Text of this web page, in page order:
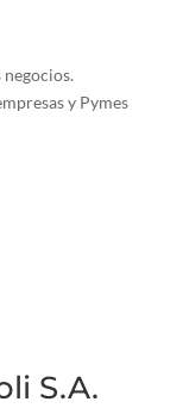
y Pymes
S.A.